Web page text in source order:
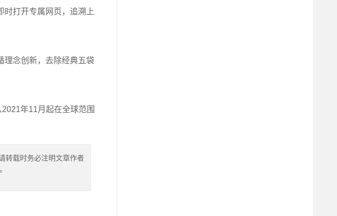
时打开专属网页，追溯上
理念创新，去除经典五袋
年11月起在全球范围
转载时务必注明文章作者